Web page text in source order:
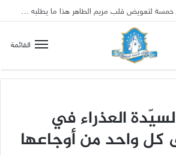
القائمة
العذراء في
كل واحد من أوجاعها